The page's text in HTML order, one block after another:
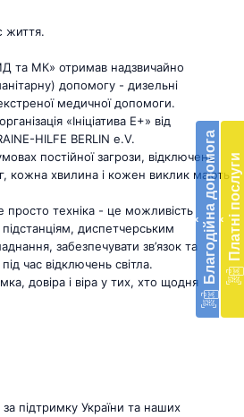
‹ Благодійна допомога ‹ Платні послуги
життя.
та МК» отримав надзвичайно
допомогу - дизельні
медичної допомоги.
«Ініціатива Е+» від
HILFE BERLIN e.V.
постійної загрози, відключень
кожна хвилина і кожен виклик мають
техніка - це можливість
диспетчерським
забезпечувати зв’язок та
час відключень світла.
довіра і віра у тих, хто щодня
за підтримку України та наших